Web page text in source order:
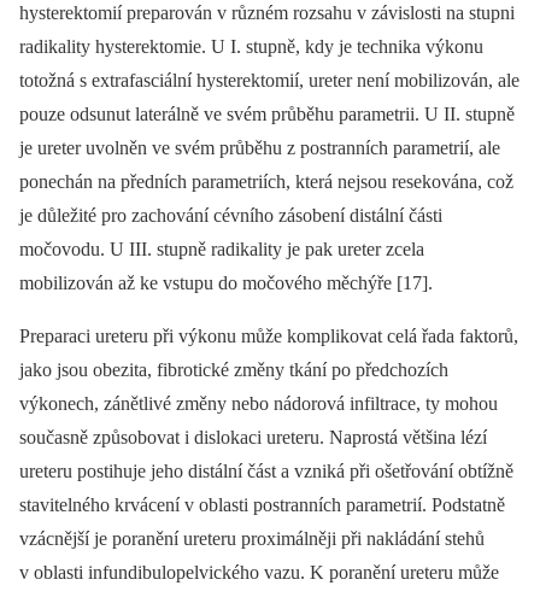
hysterektomií preparován v různém rozsahu v závislosti na stupni
radikality hysterektomie. U I. stupně, kdy je technika výkonu
totožná s extrafasciální hysterektomií, ureter není mobilizován, ale
pouze odsunut laterálně ve svém průběhu parametrii. U II. stupně
je ureter uvolněn ve svém průběhu z postranních parametrií, ale
ponechán na předních parametriích, která nejsou resekována, což
je důležité pro zachování cévního zásobení distální části
močovodu. U III. stupně radikality je pak ureter zcela
mobilizován až ke vstupu do močového měchýře [17].
Preparaci ureteru při výkonu může komplikovat celá řada faktorů,
jako jsou obezita, fibrotické změny tkání po předchozích
výkonech, zánětlivé změny nebo nádorová infiltrace, ty mohou
současně způsobovat i dislokaci ureteru. Naprostá většina lézí
ureteru postihuje jeho distální část a vzniká při ošetřování obtížně
stavitelného krvácení v oblasti postranních parametrií. Podstatně
vzácnější je poranění ureteru proximálněji při nakládání stehů
v oblasti infundibulopelvického vazu. K poranění ureteru může